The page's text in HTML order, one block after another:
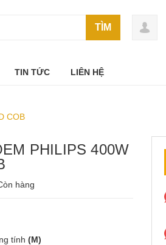
TÌM
TIN TỨC LIÊN HỆ
COB
PHILIPS 400W
hàng
tính (M)